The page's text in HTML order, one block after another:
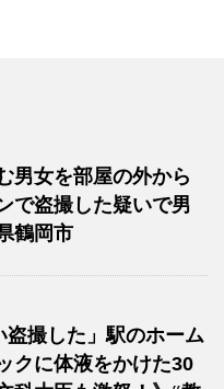
男女を部屋の外から
で盗撮した疑いで男
鶴岡市
盗撮した」駅のホーム
クに体液をかけた30